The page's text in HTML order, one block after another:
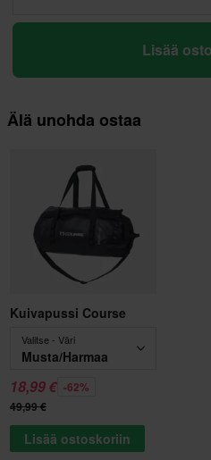
Lisää
Älä unohda ostaa
Kuivapussi Course
Valitse - Väri
Musta/Harmaa
18,99 € -62%
49,99 €
Lisää ostoskoriin